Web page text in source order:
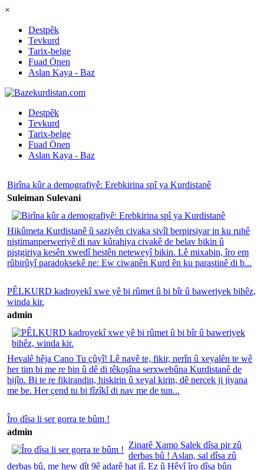
×
Destpêk
Tevkurd
Tarix-belge
Fuad Önen
Aslan Kaya - Baz
Destpêk
Tevkurd
Tarix-belge
Fuad Önen
Aslan Kaya - Baz
Birîna kûr a demografiyê: Erebkirina spî ya Kurdistanê
Suleiman Sulevani
Hikûmeta Kurdistanê û saziyên civaka sivîl berpirsiyar in ku ruhê
niştimanperweriyê di nav kûrahiya civakê de belav bikin û
piştgiriya kesên xwedî hestên neteweyî bikin. Lê mixabin, îro em
rûbirûyî paradoksekê ne: Ew ciwanên Kurd ên ku parastinê di b...
PÊLKURD kadroyekî xwe yê bi rûmet û bi bîr û baweriyek bihêz,
winda kir.
admin
Hevalê hêja Cano Tu çûyî! Lê navê te, fikir, nerîn û xeyalên te wê
her tim bi me re bin û dê di têkoşîna serxwebûna Kurdistanê de
bijîn. Bi te re fikirandin, hiskirin û xeyal kirin, dê perçek ji jiyana
me be. Her çend tu bi fîzîkî di nav me de tun...
Îro dîsa li ser gorra te bûm !
admin
Zinarê Xamo Salek dîsa pir zû
derbas bû ! Aslan, sal dîsa zû
derbas bû, me hew dît 9ê adarê hat jî. Ez û Hêvî îro dîsa bûn